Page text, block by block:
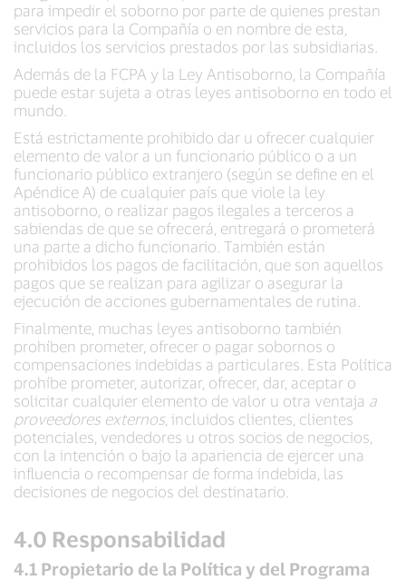
para impedir el soborno por parte de quienes prestan
servicios para la Compañía o en nombre de esta,
incluidos los servicios prestados por las subsidiarias.
Además de la FCPA y la Ley Antisoborno, la Compañía
puede estar sujeta a otras leyes antisoborno en todo el
mundo.
Está estrictamente prohibido dar u ofrecer cualquier
elemento de valor a un funcionario público o a un
funcionario público extranjero (según se define en el
Apéndice A) de cualquier país que viole la ley
antisoborno, o realizar pagos ilegales a terceros a
sabiendas de que se ofrecerá, entregará o prometerá
una parte a dicho funcionario. También están
prohibidos los pagos de facilitación, que son aquellos
pagos que se realizan para agilizar o asegurar la
ejecución de acciones gubernamentales de rutina.
Finalmente, muchas leyes antisoborno también
prohíben prometer, ofrecer o pagar sobornos o
compensaciones indebidas a particulares. Esta Política
prohíbe prometer, autorizar, ofrecer, dar, aceptar o
solicitar cualquier elemento de valor u otra ventaja a
proveedores externos, incluidos clientes, clientes
potenciales, vendedores u otros socios de negocios,
con la intención o bajo la apariencia de ejercer una
influencia o recompensar de forma indebida, las
decisiones de negocios del destinatario.
4.0 Responsabilidad
4.1 Propietario de la Política y del Programa